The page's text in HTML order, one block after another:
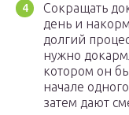
Сокращать
день и
долгий
нужно
котором он
начале
затем дают